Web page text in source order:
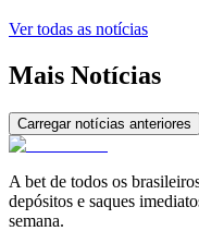
Ver todas as notícias
Mais Notícias
Carregar notícias anteriores
A bet de todos os
depósitos e saques
semana.